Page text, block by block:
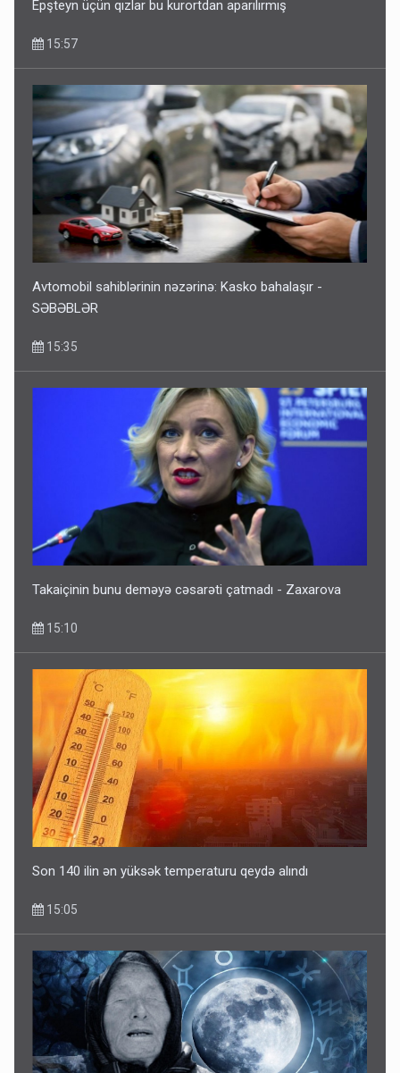
Epşteyn üçün qızlar bu kurortdan aparılırmış
15:57
Avtomobil sahiblərinin nəzərinə: Kasko bahalaşır -
SƏBƏBLƏR
15:35
Takaiçinin bunu deməyə cəsarəti çatmadı - Zaxarova
15:10
Son 140 ilin ən yüksək temperaturu qeydə alındı
15:05